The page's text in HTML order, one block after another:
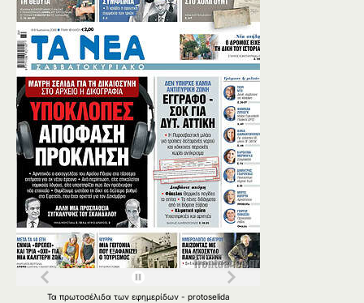
Τα πρωτοσέλιδα των εφημερίδων - protoselida